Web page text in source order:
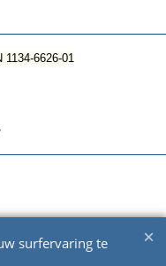
6626-01
software.
surfervaring te